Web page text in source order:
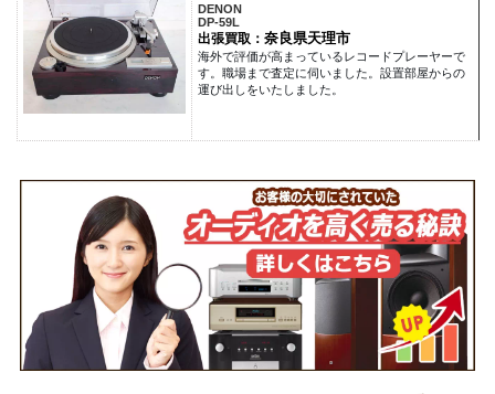
DENON
DP-59L
出張買取： 奈良県天理市
海外で評価が高まっているレコードプレーヤーで
す。職場まで査定に伺いました。設置部屋からの
運び出しをいたしました。